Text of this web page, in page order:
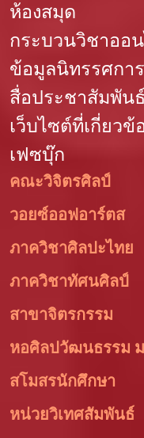
ห้องสมุด
กระบวนวิชาออ
ข้อมูลนิทรรศการ
สื่อประชาสัมพันธ์
เว็บไซต์ที่เกี่ยวข้
เฟซบุ๊ก
คณะวิจิตรศิลป์
วอยซ์ออฟอาร์ตส
ภาควิชาศิลปะไทย
ภาควิชาทัศนศิลป์
สาขาจิตรกรรม
หอศิลปวัฒนธรรม
สโมสรนักศึกษา
หน่วยวิเทศสัมพันธ์